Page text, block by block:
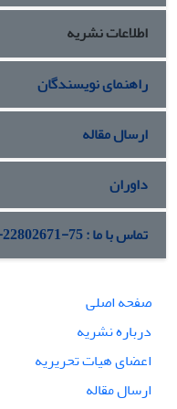
اطلاعات نشریه
راهنمای نویسندگان
ارسال مقاله
داوران
تماس با ما : 75-22802671-021
صفحه اصلی
درباره نشریه
اعضای هیات تحریریه
ارسال مقاله